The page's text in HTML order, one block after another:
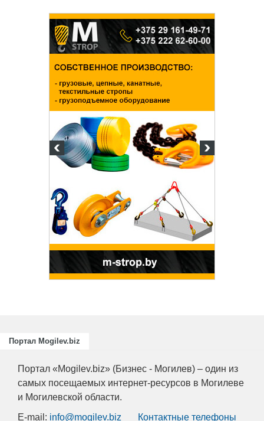
Портал Mogilev.biz
Портал «Mogilev.biz» (Бизнес - Могилев) – один из
самых посещаемых интернет-ресурсов в Могилеве
и Могилевской области.
E-mail: info@mogilev.biz Контактные телефоны